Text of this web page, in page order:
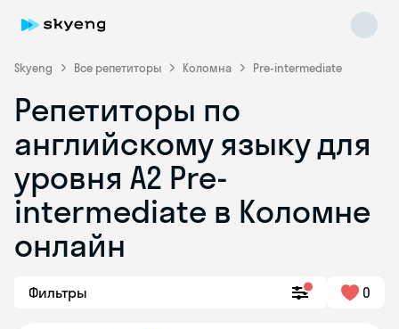
Skyeng Все репетиторы Коломна Pre-intermediate
Репетиторы по
английскому языку для
уровня A2 Pre-
intermediate в Коломне
онлайн
Фильтры 0
Skyeng Chat
online